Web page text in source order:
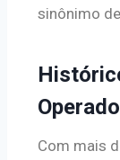
sinônimo
Com mais